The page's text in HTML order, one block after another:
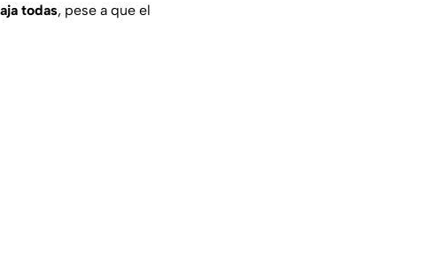
todas, pese a que el